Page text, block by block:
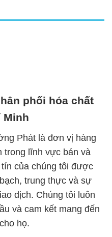
phối hóa chất
Minh
Phát là đơn vị hàng
trong lĩnh vực bán và
của chúng tôi được
trung thực và sự
dịch. Chúng tôi luôn
và cam kết mang đến
họ.